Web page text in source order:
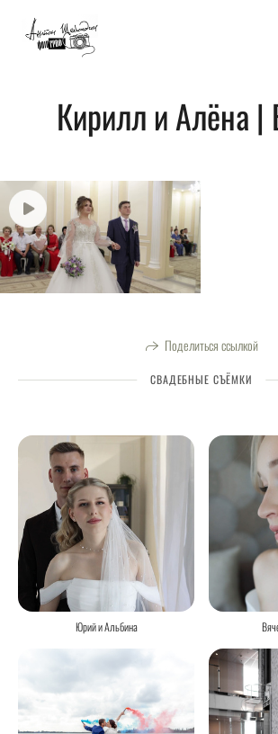
Кирилл и Алёна |
Поделиться ссылкой
СВАДЕБНЫЕ СЪЁМКИ
Юрий и Альбина